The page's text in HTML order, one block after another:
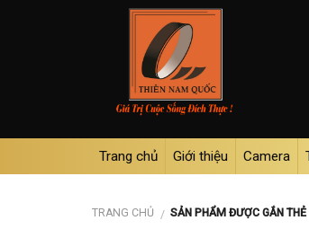
Trang chủ Giới thiệu Camera
TRANG CHỦ / SẢN PHẨM ĐƯỢC GẮN